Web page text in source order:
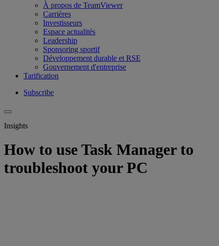
À propos de TeamViewer
Carrières
Investisseurs
Espace actualités
Leadership
Sponsoring sportif
Développement durable et RSE
Gouvernement d'entreprise
Tarification
Subscribe
Insights
How to use Task Manager to
troubleshoot your PC